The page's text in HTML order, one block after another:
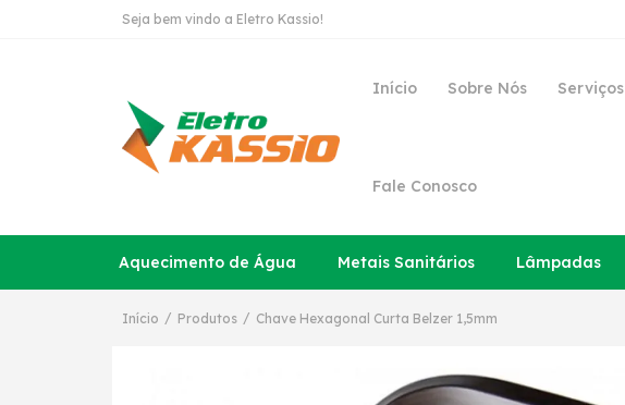
Seja bem vindo a Eletro Kassio!
Início Sobre Nós Serviços
Fale Conosco
Aquecimento de Água Metais Sanitários Lâmpadas
Início / Produtos / Chave Hexagonal Curta Belzer 1,5mm